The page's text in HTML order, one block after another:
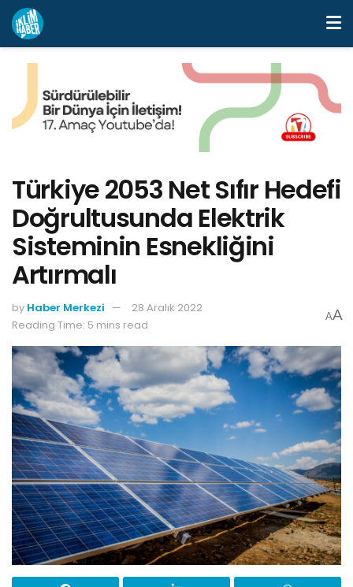
Türkiye 2053 Net Sıfır Hedefi
Doğrultusunda Elektrik
Sisteminin Esnekliğini
Artırmalı
by Haber Merkezi
28 Aralık 2022
Reading Time: 5 mins read
AA